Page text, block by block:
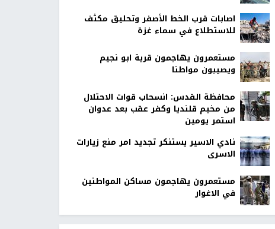
اصابات قرب الخط الأصفر وتحليق مكثف
للاستطلاع في سماء غزة
مستعمرون يهاجمون قرية ابو نجيم
ويصيبون مواطنا
محافظة القدس: انسحاب قوات الاحتلال
من مخيم قلنديا وكفر عقب بعد عدوان
استمر يومين
نادي الاسير يستنكر تجديد امر منع زيارات
الاسرى
مستعمرون يهاجمون مساكن المواطنين
في الاغوار